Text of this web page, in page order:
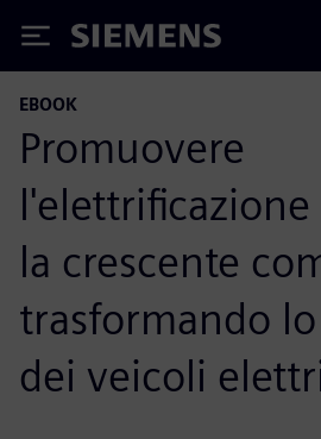
Siemens
EBOOK
Promuovere
l'elettrificazione
la crescente
trasformando
dei veicoli